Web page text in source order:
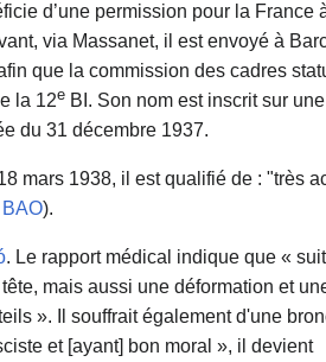
d’une permission pour la France
via Massanet, il est envoyé à
que la commission des cadres
la 12e BI. Son nom est inscrit sur
du 31 décembre 1937.
mars 1938, il est qualifié de : "très
BAO).
. Le rapport médical indique que «
mais aussi une déformation et
». Il souffrait également d'une
et [ayant] bon moral », il devient